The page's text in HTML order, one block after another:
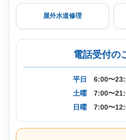
屋外水道修理
電話受付の
平日
6:00〜
土曜
7:00〜
日曜
7:00〜